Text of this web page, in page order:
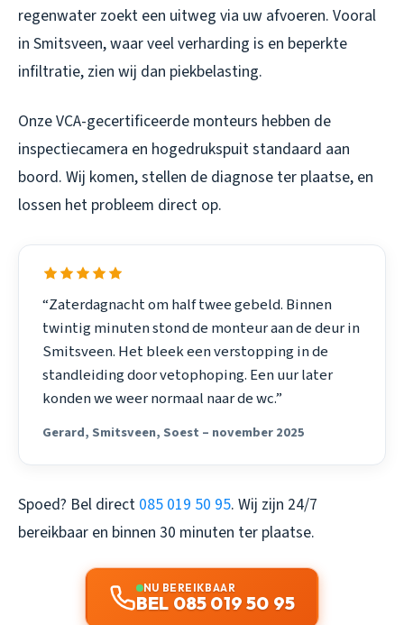
regenwater zoekt een uitweg via uw afvoeren. Vooral
in Smitsveen, waar veel verharding is en beperkte
infiltratie, zien wij dan piekbelasting.
Onze VCA-gecertificeerde monteurs hebben de
inspectiecamera en hogedrukspuit standaard aan
boord. Wij komen, stellen de diagnose ter plaatse, en
lossen het probleem direct op.
“Zaterdagnacht om half twee gebeld. Binnen
twintig minuten stond de monteur aan de deur in
Smitsveen. Het bleek een verstopping in de
standleiding door vetophoping. Een uur later
konden we weer normaal naar de wc.”
Gerard, Smitsveen, Soest – november 2025
Spoed? Bel direct 085 019 50 95. Wij zijn 24/7
bereikbaar en binnen 30 minuten ter plaatse.
NU BEREIKBAAR
BEL 085 019 50 95